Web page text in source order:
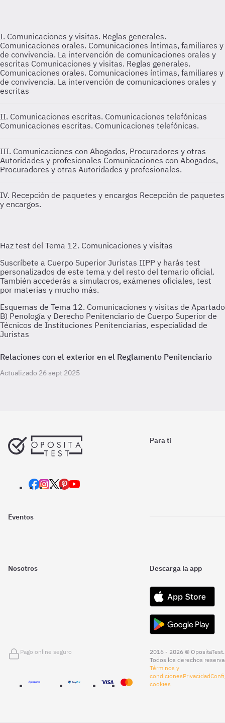
I. Comunicaciones y visitas. Reglas generales.
Comunicaciones orales. Comunicaciones íntimas, familiares y
de convivencia. La intervención de comunicaciones orales y
escritas Comunicaciones y visitas. Reglas generales.
Comunicaciones orales. Comunicaciones íntimas, familiares y
de convivencia. La intervención de comunicaciones orales y
escritas
II. Comunicaciones escritas. Comunicaciones telefónicas
Comunicaciones escritas. Comunicaciones telefónicas.
III. Comunicaciones con Abogados, Procuradores y otras
Autoridades y profesionales Comunicaciones con Abogados,
Procuradores y otras Autoridades y profesionales.
IV. Recepción de paquetes y encargos Recepción de paquetes
y encargos.
Esquemas de Tema 12. Comunicaciones y visitas de Apartado
B) Penología y Derecho Penitenciario de Cuerpo Superior de
Técnicos de Instituciones Penitenciarias, especialidad de
Juristas
Relaciones con el exterior en el Reglamento Penitenciario
Actualizado 26 sept 2025
Para ti
Eventos
Nosotros Descarga la app
Pago online seguro
2016 - 2026 © OpositaTest.
Todos los derechos
Términos y
condicionesPrivacidad
cookies